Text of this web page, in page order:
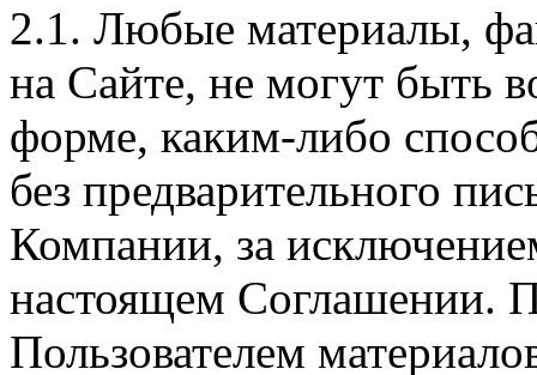
2.1. Любые материалы,
на Сайте, не могут быть
форме, каким-либо
без предварительного
Компании, за
настоящем Соглашении.
Пользователем